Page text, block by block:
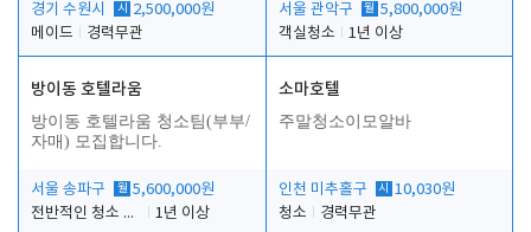
경기 수원시 시
2,500,000원
메이드
경력무관
서울 관악구 월 5,800,000원
객실청소
1년 이상
방이동 호텔라움
방이동 호텔라움 청소팀(부부/
자매) 모집합니다.
서울 송파구 월 5,600,000원
전반적인 청소 업무(객실청소.객실정리)
1년 이상
소마호텔
주말청소이모알바
인천 미추홀구 시
10,030원
청소
경력무관